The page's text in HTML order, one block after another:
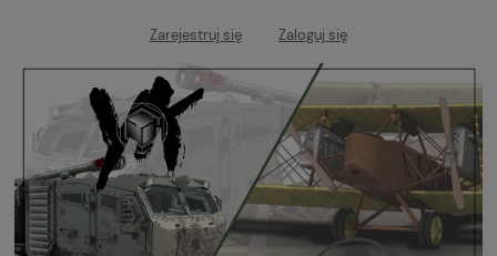
Zarejestruj się Zaloguj się